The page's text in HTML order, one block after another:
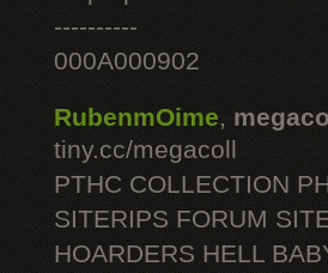
----------
000A000902
RubenmOime,
tiny.cc/megacoll
PTHC COLLECTION
SITERIPS FORUM
HOARDERS HELL